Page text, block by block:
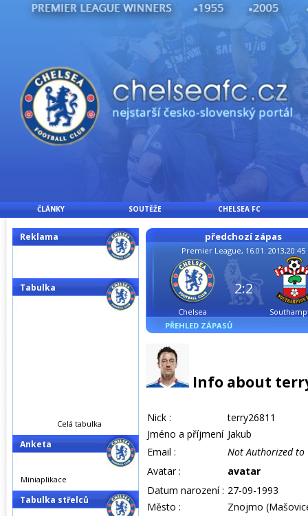
ČLÁNKY SOUTĚŽE CHELSEA FC
předchozí zápas
Premier League, 16.01. 2013,20:45
Chelsea
2:2
PŘEHLED ZÁPASŮ
Info about
Nick :
terry26811
Jméno a příjmení Jakub
Email :
Not Authorized to
Avatar :
avatar
Datum narození : 27-09-1993
Město :
Znojmo
Reklama
Tabulka
Celá tabulka
Anketa
Miniaplikace
Tabulka střelců